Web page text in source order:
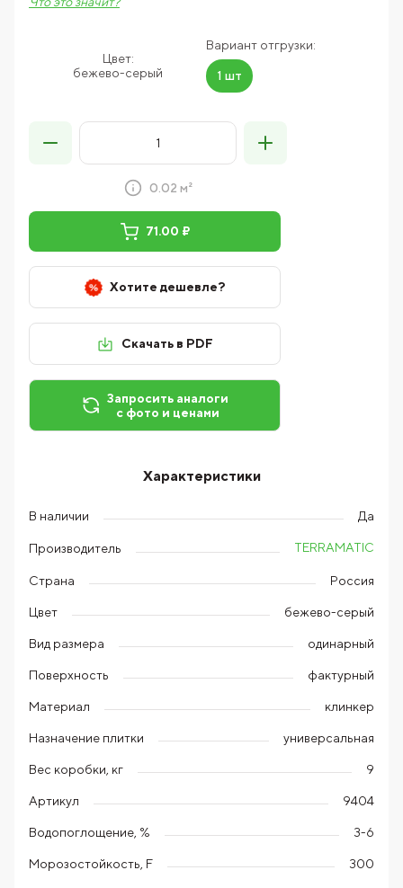
Цвет:
бежево-серый
Вариант отгрузки:
1 шт
0.02 м²
71.00 ₽
Хотите дешевле?
Скачать в PDF
Запросить аналоги
с фото и ценами
Характеристики
В наличии Да
Производитель TERRAMATIC
Страна Россия
Цвет бежево-серый
Вид размера одинарный
Поверхность фактурный
Материал клинкер
Назначение плитки универсальная
Вес коробки, кг 9
Артикул 9404
Водопоглощение, % 3-6
Морозостойкость, F 300